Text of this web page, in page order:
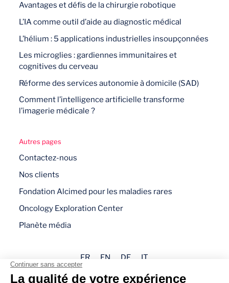
Avantages et défis de la chirurgie robotique
L’IA comme outil d’aide au diagnostic médical
L’hélium : 5 applications industrielles insoupçonnées
Les microglies : gardiennes immunitaires et
cognitives du cerveau
Réforme des services autonomie à domicile (SAD)
Comment l’intelligence artificielle transforme
l’imagerie médicale ?
Autres pages
Contactez-nous
Nos clients
Fondation Alcimed pour les maladies rares
Oncology Exploration Center
Planète média
FR EN DE IT